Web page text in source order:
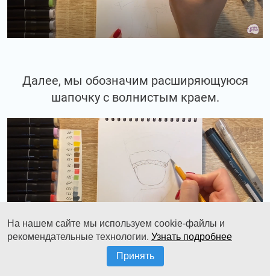
Далее, мы обозначим расширяющуюся
шапочку с волнистым краем.
На нашем сайте мы используем cookie-файлы и
рекомендательные технологии. Узнать подробнее
Принять